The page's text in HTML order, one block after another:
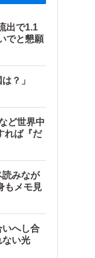
出で1.1
でと懇願
は？」
ど世界中
れば『だ
読みなが
もメモ見
いへし合
い光